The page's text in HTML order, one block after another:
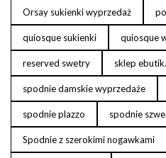
Orsay sukienki wyprzedaż
quiosque sukienki quiosque
reserved swetry sklep
spodnie damskie wyprzedaże
spodnie plazzo spodnie
Spodnie z szerokimi nogawkami